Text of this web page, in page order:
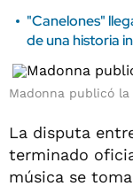
"Canelones"
de una historia
Madonna publicó
La disputa
terminado
música se